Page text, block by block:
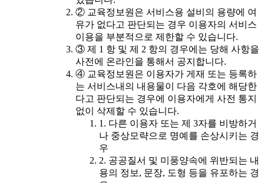
② 교육정보원은 서비스용 설비의 용량에 여
유가 없다고 판단되는 경우 이용자의 서비스
이용을 부분적으로 제한할 수 있습니다.
③ 제 1 항 및 제 2 항의 경우에는 당해 사항을
사전에 온라인을 통해서 공지합니다.
④ 교육정보원은 이용자가 게재 또는 등록하
는 서비스내의 내용물이 다음 각호에 해당한
다고 판단되는 경우에 이용자에게 사전 통지
없이 삭제할 수 있습니다.
1. 다른 이용자 또는 제 3자를 비방하거
나 중상모략으로 명예를 손상시키는 경
우
2. 공공질서 및 미풍양속에 위반되는 내
용의 정보, 문장, 도형 등을 유포하는 경